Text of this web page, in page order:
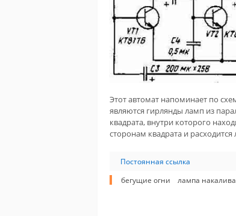
Этот автомат напоминает по
являются гирлянды ламп из
квадрата, внутри которого
сторонам квадрата и
Постоянная ссылка
бегущие огни
лампа